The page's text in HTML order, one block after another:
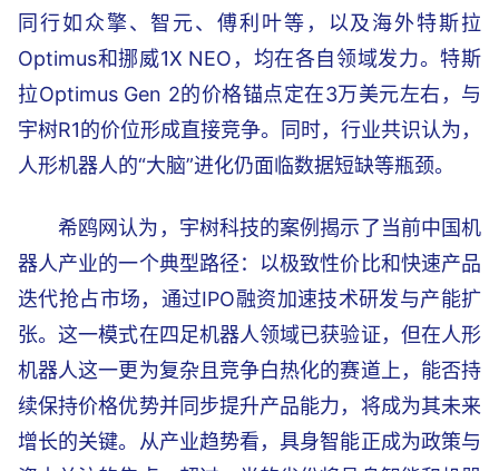
同行如众擎、智元、傅利叶等，以及海外特斯拉
Optimus和挪威1X NEO，均在各自领域发力。特斯
拉Optimus Gen 2的价格锚点定在3万美元左右，与
宇树R1的价位形成直接竞争。同时，行业共识认为，
人形机器人的“大脑”进化仍面临数据短缺等瓶颈。
希鸥网认为，宇树科技的案例揭示了当前中国机
器人产业的一个典型路径：以极致性价比和快速产品
迭代抢占市场，通过IPO融资加速技术研发与产能扩
张。这一模式在四足机器人领域已获验证，但在人形
机器人这一更为复杂且竞争白热化的赛道上，能否持
续保持价格优势并同步提升产品能力，将成为其未来
增长的关键。从产业趋势看，具身智能正成为政策与